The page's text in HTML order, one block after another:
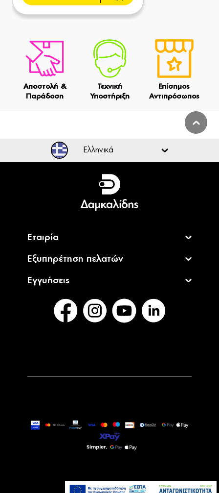
Αποστολή &
Παράδοση
Τεχνική
Υποστήριξη
Επίσημος
Αντιπρόσωπος
Ελληνικά
Ελληνικά
English
Εταιρία
Εξυπηρέτηση πελατών
Εγγυήσεις